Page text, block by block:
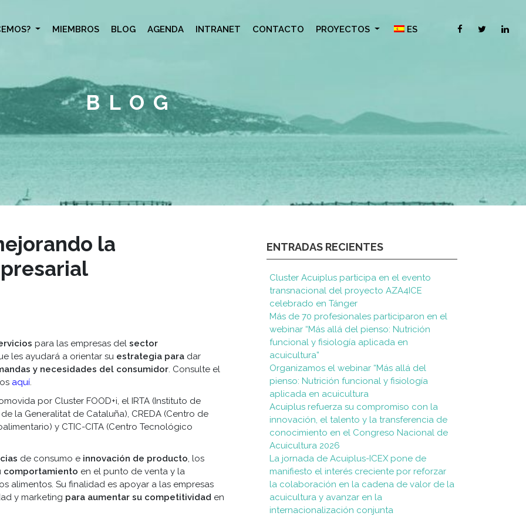
MIEMBROS BLOG AGENDA INTRANET CONTACTO PROYECTOS ES
BLOG
la
para las empresas del sector
les ayudará a orientar su estrategia paradar
y necesidades del consumidor. Consulte el
aquí.
por Cluster FOOD+i, el IRTA (Instituto de
la Generalitat de Cataluña), CREDA (Centro de
y CTIC-CITA (Centro Tecnológico
de consumo e innovación de producto , los
comportamiento en el punto de venta y la
alimentos. Su finalidad es apoyar a las empresas
y marketing para aumentar su competitividad en
ENTRADAS RECIENTES
Cluster Acuiplus participa en el evento
transnacional del proyecto AZA4ICE
celebrado en Tánger
Más de 70 profesionales participaron en el
webinar “Más allá del pienso: Nutrición
funcional y fisiología aplicada en
acuicultura”
Organizamos el webinar “Más allá del
pienso: Nutrición funcional y fisiología
aplicada en acuicultura
Acuiplus refuerza su compromiso con la
innovación, el talento y la transferencia de
conocimiento en el Congreso Nacional de
Acuicultura 2026
La jornada de Acuiplus-ICEX pone de
manifiesto el interés creciente por reforzar
la colaboración en la cadena de valor de la
acuicultura y avanzar en la
internacionalización conjunta